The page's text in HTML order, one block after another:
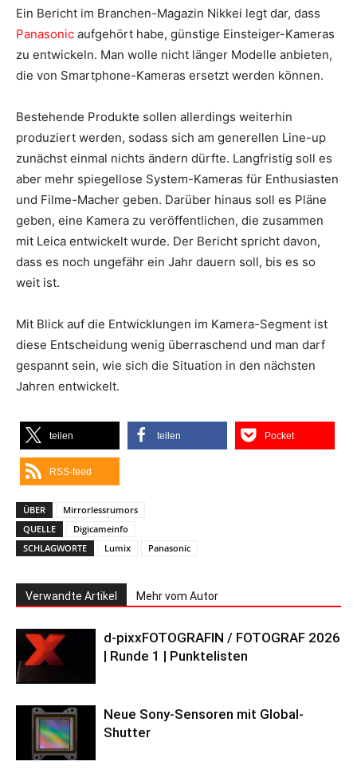
Ein Bericht im Branchen-Magazin Nikkei legt dar, dass
Panasonic aufgehört habe, günstige Einsteiger-Kameras
zu entwickeln. Man wolle nicht länger Modelle anbieten,
die von Smartphone-Kameras ersetzt werden können.
Bestehende Produkte sollen allerdings weiterhin
produziert werden, sodass sich am generellen Line-up
zunächst einmal nichts ändern dürfte. Langfristig soll es
aber mehr spiegellose System-Kameras für Enthusiasten
und Filme-Macher geben. Darüber hinaus soll es Pläne
geben, eine Kamera zu veröffentlichen, die zusammen
mit Leica entwickelt wurde. Der Bericht spricht davon,
dass es noch ungefähr ein Jahr dauern soll, bis es so
weit ist.
Mit Blick auf die Entwicklungen im Kamera-Segment ist
diese Entscheidung wenig überraschend und man darf
gespannt sein, wie sich die Situation in den nächsten
Jahren entwickelt.
teilen teilen Pocket
RSS-feed
ÜBER
Mirrorlessrumors
QUELLE
Digicameinfo
SCHLAGWORTE
Lumix Panasonic
Verwandte Artikel Mehr vom Autor
d-pixxFOTOGRAFIN / FOTOGRAF 2026
| Runde 1 | Punktelisten
Neue Sony-Sensoren mit Global-
Shutter